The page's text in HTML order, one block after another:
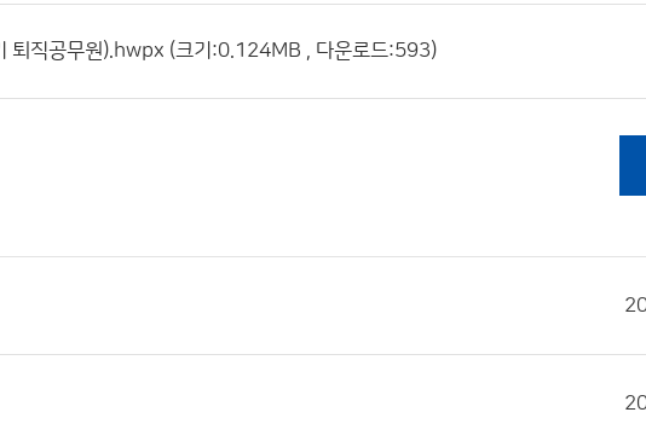
퇴직공무원).hwpx (크기:0.124MB , 다운로드:593)